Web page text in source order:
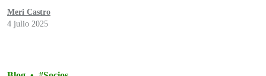
Meri Castro
4 julio 2025